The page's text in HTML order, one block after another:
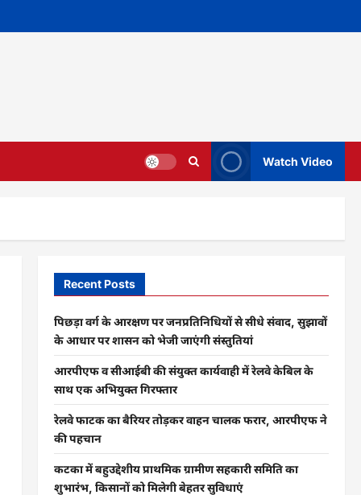
Watch Video
Recent Posts
पिछड़ा वर्ग के आरक्षण पर जनप्रतिनिधियों से सीधे संवाद, सुझावों
के आधार पर शासन को भेजी जाएंगी संस्तुतियां
आरपीएफ व सीआईबी की संयुक्त कार्यवाही में रेलवे केबिल के
साथ एक अभियुक्त गिरफ्तार
रेलवे फाटक का बैरियर तोड़कर वाहन चालक फरार, आरपीएफ ने
की पहचान
कटका में बहुउद्देशीय प्राथमिक ग्रामीण सहकारी समिति का
शुभारंभ, किसानों को मिलेगी बेहतर सुविधाएं